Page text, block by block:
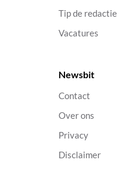
Tip de redactie
Vacatures
Newsbit
Contact
Over ons
Privacy
Disclaimer